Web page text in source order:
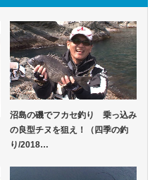
沼島の磯でフカセ釣り 乗っ込み
の良型チヌを狙え！（四季の釣
り/2018…